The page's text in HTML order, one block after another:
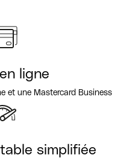
ligne
et une Mastercard Business
simplifiée